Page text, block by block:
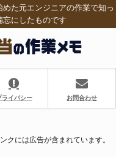
た元エンジニアの作業で知っ
忘にしたものです
ライバシー お問合わせ
クには広告が含まれています。